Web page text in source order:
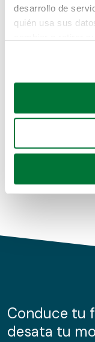
desarrollo de
quién usa sus
Si lo permite,
Recopilar
Identificar su
para buscar
Obtenga más
de cookies.
información sobre
nuestros partners
Pero puedes
buscando en
Coches de
Coches de km0
Conduce tu
desata tu